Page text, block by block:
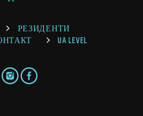
РЕЗИДЕНТИ
UA LEVEL